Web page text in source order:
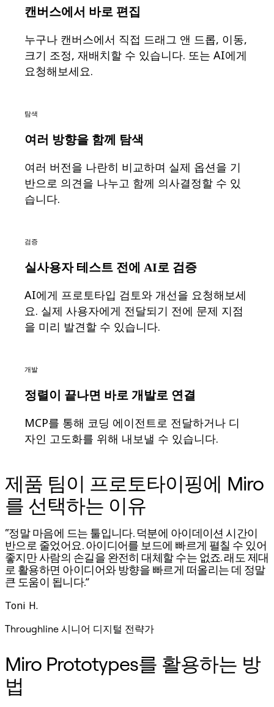
업무 방식 전환
디지털 직원 경험
클라우드 및 소프트웨어 혁신
리소스
학습
커뮤니티 및 지원
도움말 센터
커뮤니티
블로그
파트너 및 서비스
요금제
캔버스에서 바로 편집
누구나 캔버스에서 직접 드래그 앤 드롭, 이동,
크기 조정, 재배치할 수 있습니다. 또는 AI에게
요청해보세요.
탐색
여러 방향을 함께 탐색
여러 버전을 나란히 비교하며 실제 옵션을 기
반으로 의견을 나누고 함께 의사결정할 수 있
습니다.
검증
실사용자 테스트 전에 AI로 검증
AI에게 프로토타입 검토와 개선을 요청해보세
요. 실제 사용자에게 전달되기 전에 문제 지점
을 미리 발견할 수 있습니다.
개발
정렬이 끝나면 바로 개발로 연결
MCP를 통해 코딩 에이전트로 전달하거나 디
자인 고도화를 위해 내보낼 수 있습니다.
제품 팀이 프로토타이핑에 Miro
를 선택하는 이유
“정말 마음에 드는 툴입니다. 덕분에 아이데이션 시간이
반으로 줄었어요. 아이디어를 보드에 빠르게 펼칠 수 있어
좋지만 사람의 손길을 완전히 대체할 수는 없죠. 래도 제대
로 활용하면 아이디어와 방향을 빠르게 떠올리는 데 정말
큰 도움이 됩니다.”
Toni H.
Throughline 시니어 디지털 전략가
Miro Prototypes를 활용하는 방
법